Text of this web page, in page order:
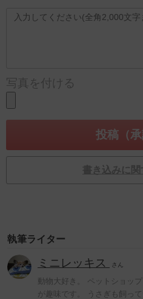
写真を付ける
書き込みに関
執筆ライター
ミニレッキス さん
動物大好き。 ペットショッ
が趣味です。 うさぎも飼って